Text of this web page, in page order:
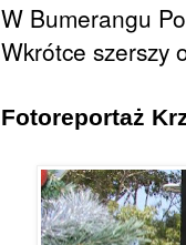
W Bumerangu
Wkrótce szerszy
Fotoreportaż